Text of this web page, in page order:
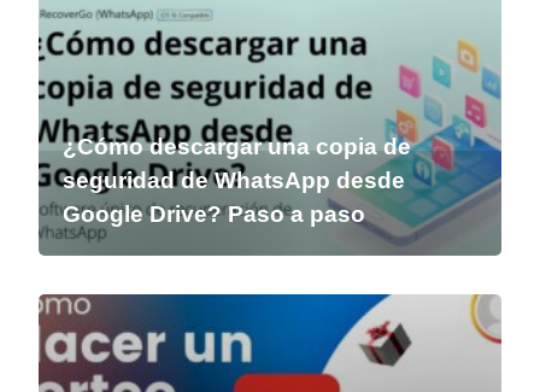
¿Cómo descargar una copia de
seguridad de WhatsApp desde
Google Drive? Paso a paso